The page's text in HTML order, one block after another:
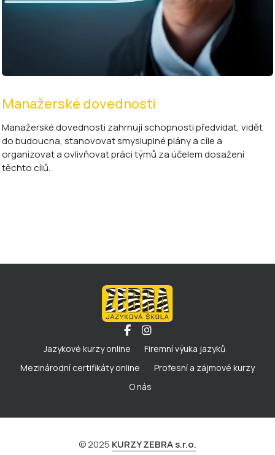
Manažerské dovednosti
Manažerské dovednosti zahrnují schopnosti předvídat, vidět
do budoucna, stanovovat smysluplné plány a cíle a
organizovat a ovlivňovat práci týmů za účelem dosažení
těchto cílů.
Jazykové kurzy online
Firemní výuka jazyků
Mezinárodní certifikáty online
Profesní a zájmové kurzy
O nás
© 2025 KURZY ZEBRA s.r.o.